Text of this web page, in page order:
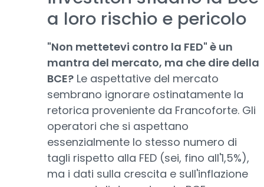
a loro rischio e pericolo
"Non mettetevi contro la FED" è un
mantra del mercato, ma che dire della
BCE? Le aspettative del mercato
sembrano ignorare ostinatamente la
retorica proveniente da Francoforte. Gli
operatori che si aspettano
essenzialmente lo stesso numero di
tagli rispetto alla FED (sei, fino all'1,5%),
ma i dati sulla crescita e sull'inflazione